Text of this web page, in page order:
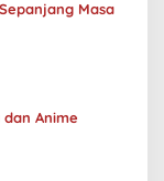
Masa
Anime